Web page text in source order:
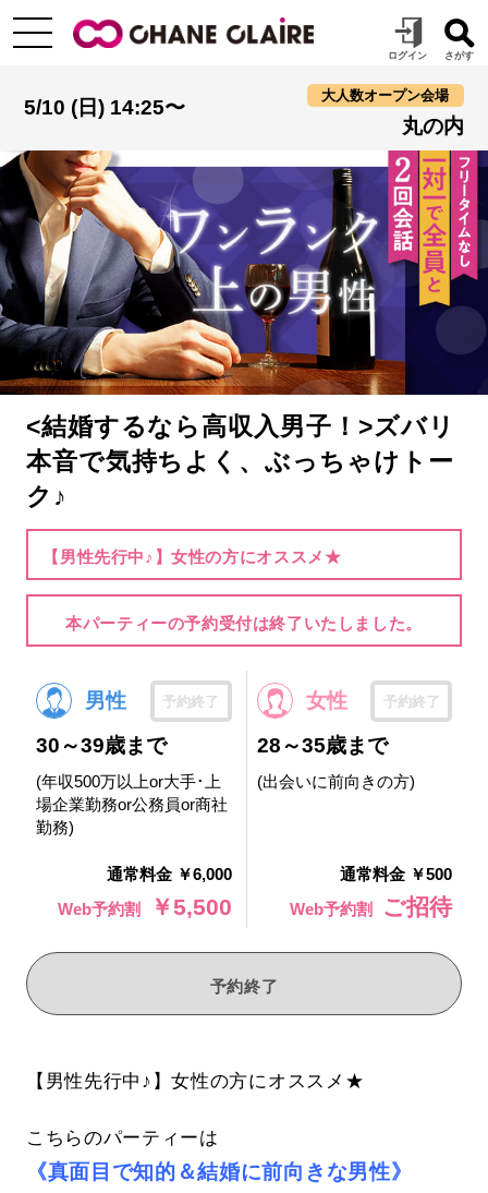
5/10 (日) 14:25〜
大人数オープン会場
丸の内
<結婚するなら高収入男子！>ズバリ
本音で気持ちよく、ぶっちゃけトー
ク♪
【男性先行中♪】女性の方にオススメ★
本パーティーの予約受付は終了いたしました。
男性 予約終了
30～39歳まで
(年収500万以上or大手･上
場企業勤務or公務員or商社
勤務)
通常料金 ￥6,000
Web予約割
￥5,500
女性 予約終了
28～35歳まで
(出会いに前向きの方)
通常料金 ￥500
Web予約割
ご招待
予約終了
【男性先行中♪】女性の方にオススメ★
こちらのパーティーは
《真面目で知的＆結婚に前向きな男性》